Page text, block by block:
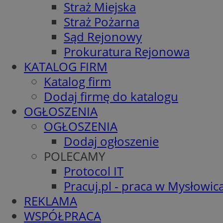
Straż Miejska
Straż Pożarna
Sąd Rejonowy
Prokuratura Rejonowa
KATALOG FIRM
Katalog firm
Dodaj firmę do katalogu
OGŁOSZENIA
OGŁOSZENIA
Dodaj ogłoszenie
POLECAMY
Protocol IT
Pracuj.pl - praca w
REKLAMA
WSPÓŁPRACA